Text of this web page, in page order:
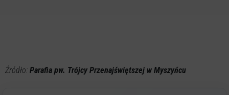
Źródło: Parafia pw. Trójcy Przenajświętszej w Myszyńcu